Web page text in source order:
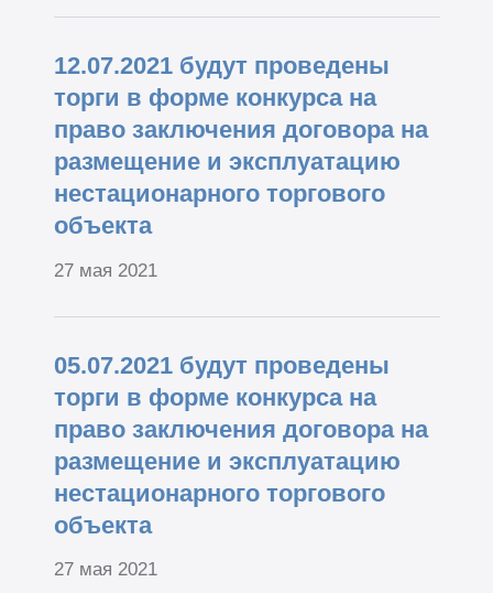
12.07.2021 будут проведены
торги в форме конкурса на
право заключения договора на
размещение и эксплуатацию
нестационарного торгового
объекта
27 мая 2021
05.07.2021 будут проведены
торги в форме конкурса на
право заключения договора на
размещение и эксплуатацию
нестационарного торгового
объекта
27 мая 2021